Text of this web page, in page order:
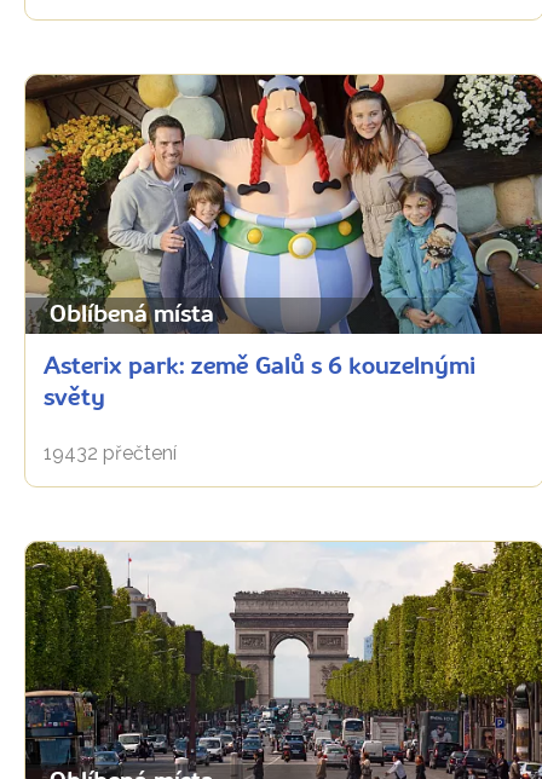
Oblíbená místa
Asterix park: země Galů s 6 kouzelnými
světy
19432 přečtení